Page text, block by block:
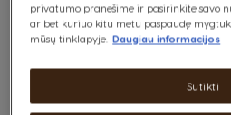
images
gallery
Saldi ir puri
privatumo pranešime ir pasirinkite savo
ar bet kuriuo kitu metu paspaudę
mūsų tinklapyje. Daugiau informacijos
Sutikti